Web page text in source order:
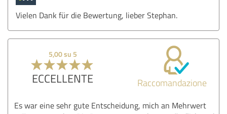
Vielen Dank für die Bewertung, lieber Stephan.
5,00 su 5
ECCELLENTE Raccomandazione
Es war eine sehr gute Entscheidung, mich an Mehrwert